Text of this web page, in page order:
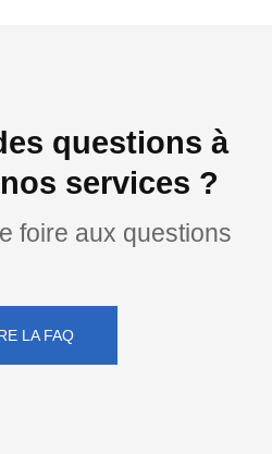
questions à
services ?
foire aux questions
LA FAQ